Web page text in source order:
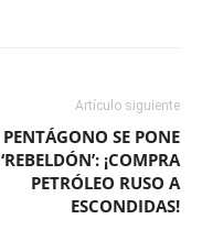
Artículo siguiente
PENTÁGONO SE PONE
‘REBELDÓN’: ¡COMPRA
PETRÓLEO RUSO A
ESCONDIDAS!